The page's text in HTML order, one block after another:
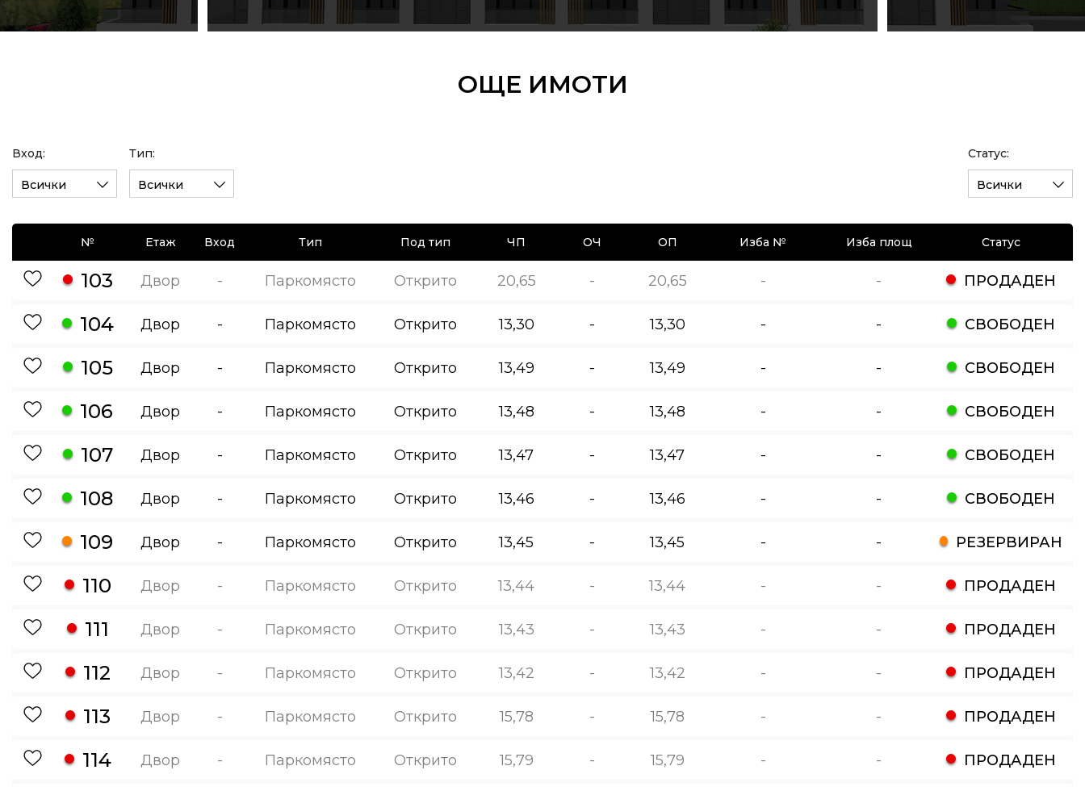
ОЩЕ ИМОТИ
Вход:
Всички
Тип:
Всички
Статус:
Всички
№ Етаж Вход Тип Под тип ЧП ОЧ ОП Изба № Изба площ Статус
103 Двор - Паркомясто Открито 20,65 - 20,65 - - ПРОДАДЕН
104 Двор - Паркомясто Открито 13,30 - 13,30 - - СВОБОДЕН
105 Двор - Паркомясто Открито 13,49 - 13,49 - - СВОБОДЕН
106 Двор - Паркомясто Открито 13,48 - 13,48 - - СВОБОДЕН
107 Двор - Паркомясто Открито 13,47 - 13,47 - - СВОБОДЕН
108 Двор - Паркомясто Открито 13,46 - 13,46 - - СВОБОДЕН
109 Двор - Паркомясто Открито 13,45 - 13,45 - - РЕЗЕРВИРАН
110 Двор - Паркомясто Открито 13,44 - 13,44 - - ПРОДАДЕН
111 Двор - Паркомясто Открито 13,43 - 13,43 - - ПРОДАДЕН
112 Двор - Паркомясто Открито 13,42 - 13,42 - - ПРОДАДЕН
113 Двор - Паркомясто Открито 15,78 - 15,78 - - ПРОДАДЕН
114 Двор - Паркомясто Открито 15,79 - 15,79 - - ПРОДАДЕН